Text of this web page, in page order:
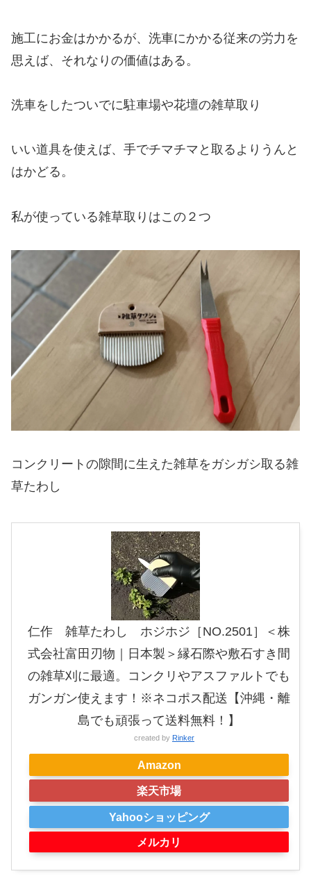
施工にお金はかかるが、洗車にかかる従来の労力を
思えば、それなりの価値はある。
洗車をしたついでに駐車場や花壇の雑草取り
いい道具を使えば、手でチマチマと取るよりうんと
はかどる。
私が使っている雑草取りはこの２つ
コンクリートの隙間に生えた雑草をガシガシ取る雑
草たわし
仁作 雑草たわし ホジホジ［NO.2501］＜株
式会社富田刃物｜日本製＞縁石際や敷石すき間
の雑草刈に最適。コンクリやアスファルトでも
ガンガン使えます！※ネコポス配送【沖縄・離
島でも頑張って送料無料！】
created by Rinker
Amazon
楽天市場
Yahooショッピング
メルカリ